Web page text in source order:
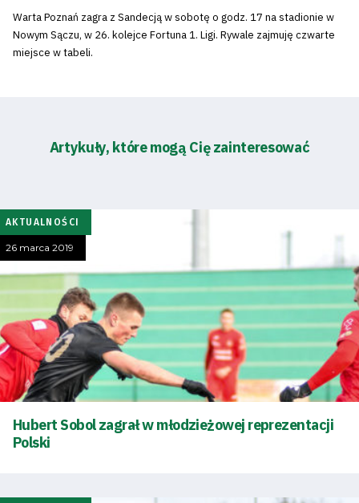
Warta Poznań zagra z Sandecją w sobotę o godz. 17 na stadionie w
Nowym Sączu, w 26. kolejce Fortuna 1. Ligi. Rywale zajmuję czwarte
miejsce w tabeli.
Artykuły, które mogą Cię zainteresować
AKTUALNOŚCI
26 marca 2019
Hubert Sobol zagrał w młodzieżowej reprezentacji
Polski